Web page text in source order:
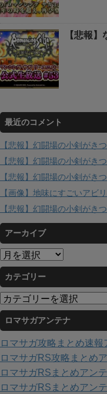
【悲報
最近のコメント
【悲報】幻闘場の小剣がき
【悲報】幻闘場の小剣がき
【悲報】幻闘場の小剣がき
【画像】地味にすごいアビ
【悲報】幻闘場の小剣がき
アーカイブ
ア
ー
カ
イ
ブ
カテゴリー
カ
テ
ゴ
リ
ー
ロマサガアンテナ
ロマサガ攻略まとめ速報
ロマサガRS攻略まとめ
ロマサガRSまとめアン
ロマサガRSまとめアン